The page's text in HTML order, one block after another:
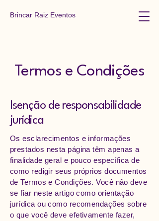
Brincar Raiz Eventos
Termos e Condições
Isenção de responsabilidade
jurídica
Os esclarecimentos e informações
prestados nesta página têm apenas a
finalidade geral e pouco específica de
como redigir seus próprios documentos
de Termos e Condições. Você não deve
se fiar neste artigo como orientação
jurídica ou como recomendações sobre
o que você deve efetivamente fazer,